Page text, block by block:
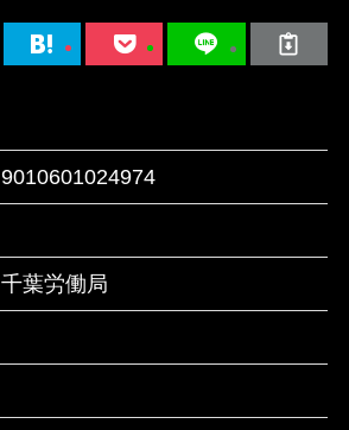
9010601024974
千葉労働局